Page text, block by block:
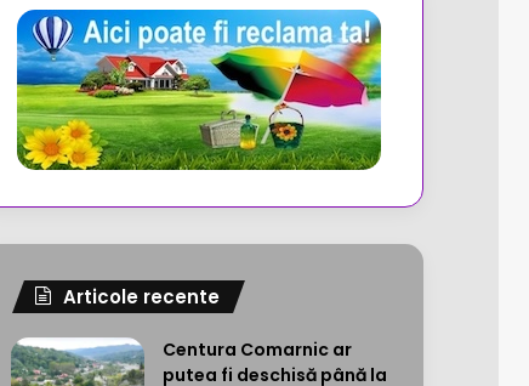
Articole recente
Centura Comarnic ar
putea fi deschisă până la